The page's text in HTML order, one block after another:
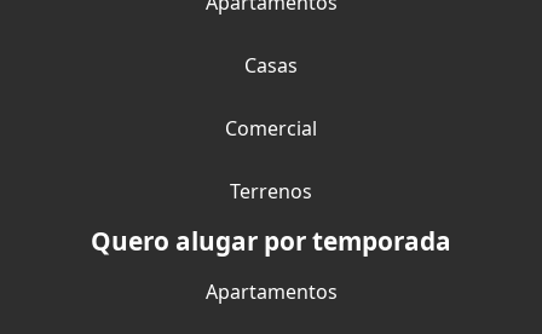
Casas
Comercial
Terrenos
Quero alugar por temporada
Apartamentos